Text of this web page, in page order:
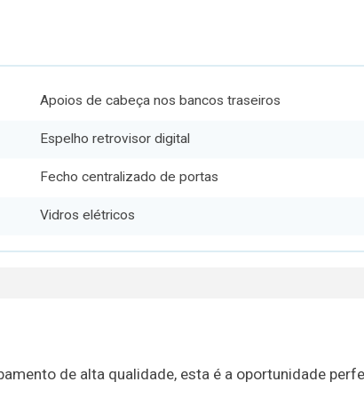
Apoios de cabeça nos bancos traseiros
Espelho retrovisor digital
Fecho centralizado de portas
Vidros elétricos
de alta qualidade, esta é a oportunidade